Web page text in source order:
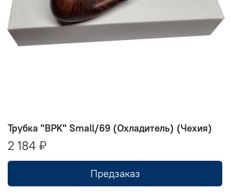
Трубка "BPK" Small/69 (Охладитель) (Чехия)
2 184 ₽
Предзаказ